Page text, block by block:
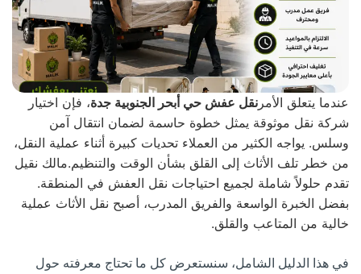
عندما يتعلق الأمر نقل عفش حي أبحر الجنوبية جدة، فإن اختيار
شركة نقل موثوقة يمثل خطوة حاسمة لضمان انتقال آمن
وسلس. يواجه الكثير من العملاء تحديات كبيرة أثناء عملية النقل،
من خطر تلف الأثاث إلى القلق بشأن الوقت والتنظيم.مالك نقيل
تقدم حلولاً شاملة لجميع احتياجات نقل العفش في المنطقة.
بفضل الخبرة الواسعة والفريق المدرب، أصبح نقل الأثاث عملية
خالية من المتاعب والقلق.
في هذا الدليل الشامل، سنستعرض كل ما تحتاج معرفته حول